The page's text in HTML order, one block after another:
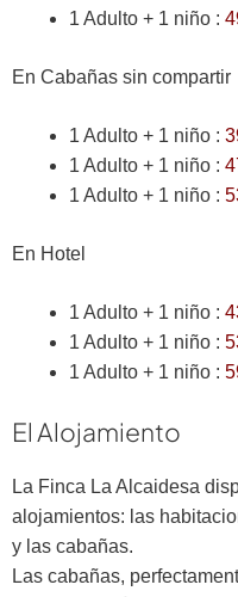
1 Adulto + 1 niño :
En Cabañas sin compartir
1 Adulto + 1 niño :
1 Adulto + 1 niño :
1 Adulto + 1 niño :
En Hotel
1 Adulto + 1 niño :
1 Adulto + 1 niño :
1 Adulto + 1 niño :
El Alojamiento
La Finca La Alcaidesa
alojamientos: las
y las cabañas.
Las cabañas,